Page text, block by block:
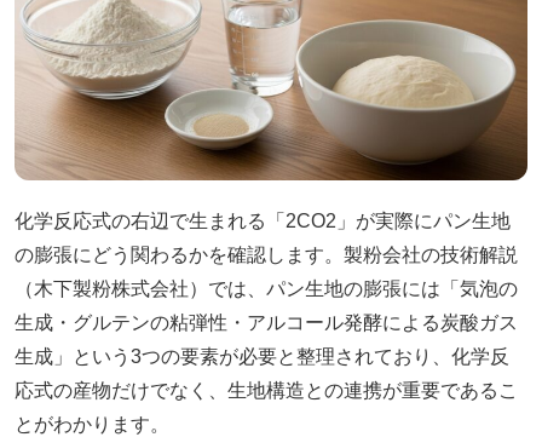
化学反応式の右辺で生まれる「2CO2」が実際にパン生地
の膨張にどう関わるかを確認します。製粉会社の技術解説
（木下製粉株式会社）では、パン生地の膨張には「気泡の
生成・グルテンの粘弾性・アルコール発酵による炭酸ガス
生成」という3つの要素が必要と整理されており、化学反
応式の産物だけでなく、生地構造との連携が重要であるこ
とがわかります。